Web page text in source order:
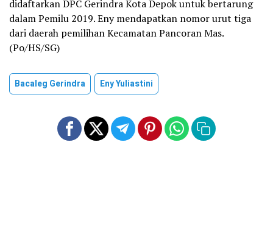
didaftarkan DPC Gerindra Kota Depok untuk bertarung
dalam Pemilu 2019. Eny mendapatkan nomor urut tiga
dari daerah pemilihan Kecamatan Pancoran Mas.
(Po/HS/SG)
Bacaleg Gerindra Eny Yuliastini